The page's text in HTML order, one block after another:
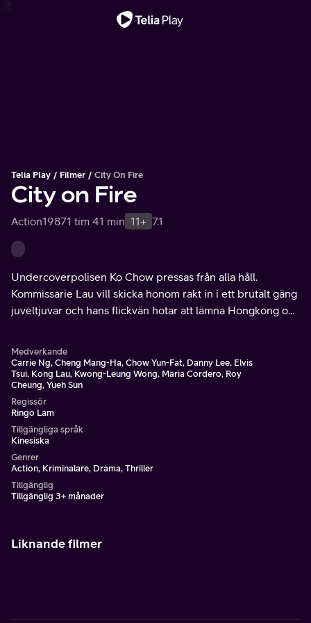
Telia Play Filmer City On Fire
City on Fire
Action19871 tim 41 min 11+ 7.1
Undercoverpolisen Ko Chow pressas från alla håll.
Kommissarie Lau vill skicka honom rakt in i ett brutalt gäng
juveltjuvar och hans flickvän hotar att lämna Hongkong om
Medverkande
Carrie Ng, Cheng Mang-Ha, Chow Yun-Fat, Danny Lee, Elvis
Tsui, Kong Lau, Kwong-Leung Wong, Maria Cordero, Roy
Cheung, Yueh Sun
Regissör
Ringo Lam
Tillgängliga språk
Kinesiska
Genrer
Action, Kriminalare, Drama, Thriller
Tillgänglig
Tillgänglig 3+ månader
Liknande filmer